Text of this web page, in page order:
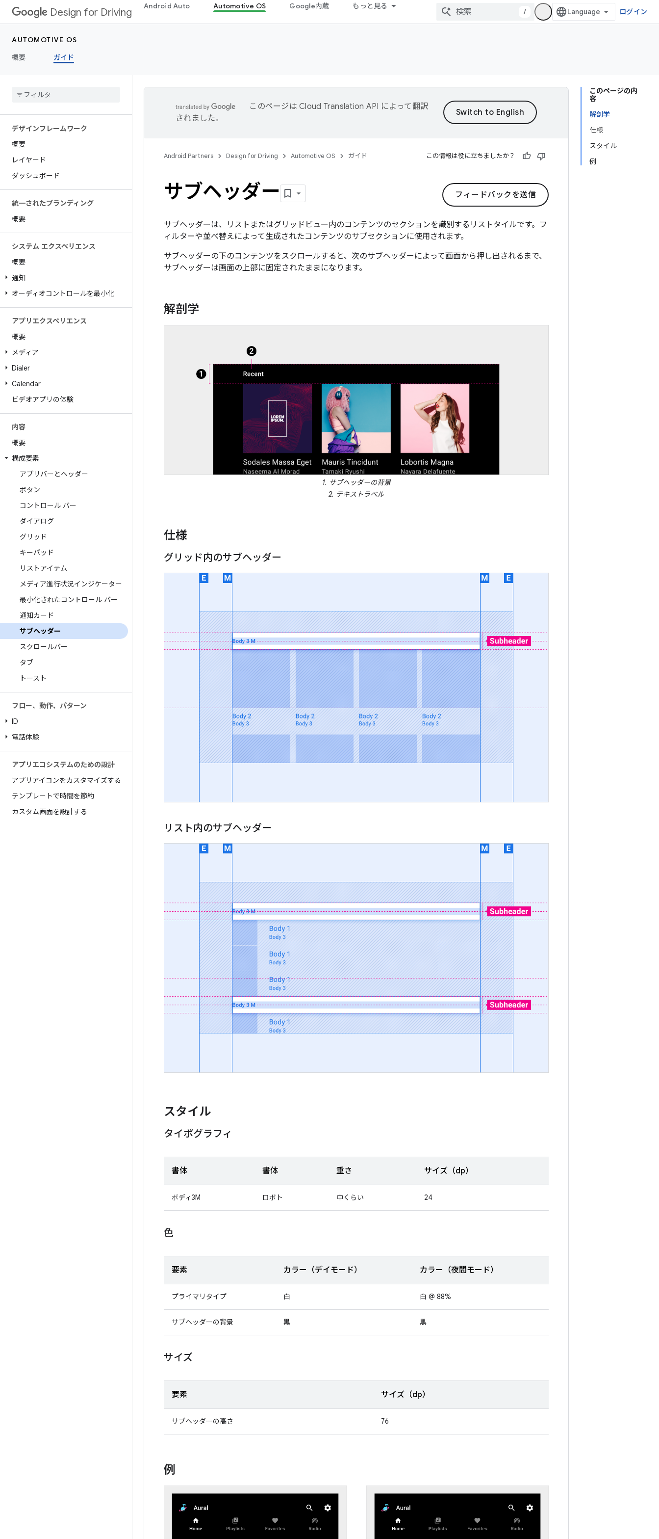
Design for Driving
Android Auto Automotive OS Google内蔵 もっと見る
/ ログイン
AUTOMOTIVE OS
概要
ガイド
デザインフレームワーク
概要
レイヤード
ダッシュボード
統一されたブランディング
概要
システム エクスペリエンス
概要
通知
オーディオコントロールを最小化
アプリエクスペリエンス
概要
メディア
Dialer
Calendar
ビデオアプリの体験
内容
概要
構成要素
アプリバーとヘッダー
ボタン
コントロール バー
ダイアログ
グリッド
キーパッド
リストアイテム
メディア進行状況インジケーター
最小化されたコントロール バー
通知カード
サブヘッダー
スクロールバー
タブ
トースト
フロー、動作、パターン
ID
電話体験
アプリエコシステムのための設計
アプリアイコンをカスタマイズする
テンプレートで時間を節約
カスタム画面を設計する
このページの内
容
解剖学
仕様
スタイル
例
このページは Cloud Translation API によって翻訳
されました。
Android Partners Design for Driving Automotive OS ガイド この情報は役に立ちましたか？
フィードバックを送信
サブヘッダー
サブヘッダーは、リストまたはグリッドビュー内のコンテンツのセクションを識別するリストタイルです。フ
ィルターや並べ替えによって生成されたコンテンツのサブセクションに使用されます。
サブヘッダーの下のコンテンツをスクロールすると、次のサブヘッダーによって画面から押し出されるまで、
サブヘッダーは画面の上部に固定されたままになります。
解剖学
1. サブヘッダーの背景
2. テキストラベル
仕様
グリッド内のサブヘッダー
リスト内のサブヘッダー
スタイル
タイポグラフィ
書体 書体 重さ サイズ（dp）
ボディ3M ロボト 中くらい 24
色
要素 カラー（デイモード） カラー（夜間モード）
プライマリタイプ 白 白 @ 88%
サブヘッダーの背景 黒 黒
サイズ
要素 サイズ（dp）
サブヘッダーの高さ 76
例